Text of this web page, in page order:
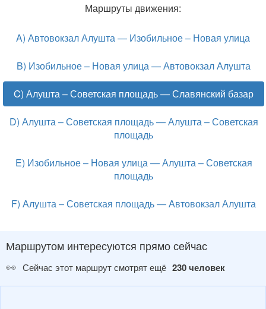
Маршруты движения:
A) Автовокзал Алушта — Изобильное – Новая улица
B) Изобильное – Новая улица — Автовокзал Алушта
C) Алушта – Советская площадь — Славянский базар
D) Алушта – Советская площадь — Алушта – Советская
площадь
E) Изобильное – Новая улица — Алушта – Советская
площадь
F) Алушта – Советская площадь — Автовокзал Алушта
Маршрутом интересуются прямо сейчас
👀 Сейчас этот маршрут смотрят ещё 230 человек